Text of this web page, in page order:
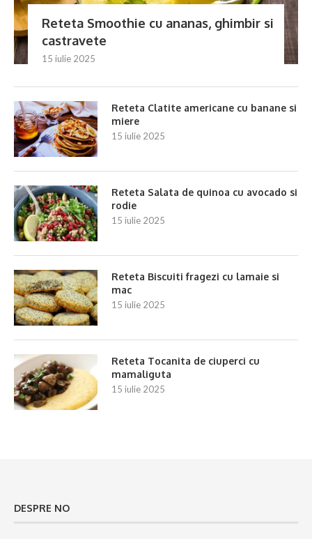
Reteta Smoothie cu ananas, ghimbir si
castravete
15 iulie 2025
Reteta Clatite americane cu banane si
miere
15 iulie 2025
Reteta Salata de quinoa cu avocado si
rodie
15 iulie 2025
Reteta Biscuiti fragezi cu lamaie si
mac
15 iulie 2025
Reteta Tocanita de ciuperci cu
mamaliguta
15 iulie 2025
DESPRE NO